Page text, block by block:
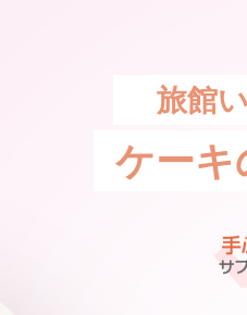
旅館
ケーキ